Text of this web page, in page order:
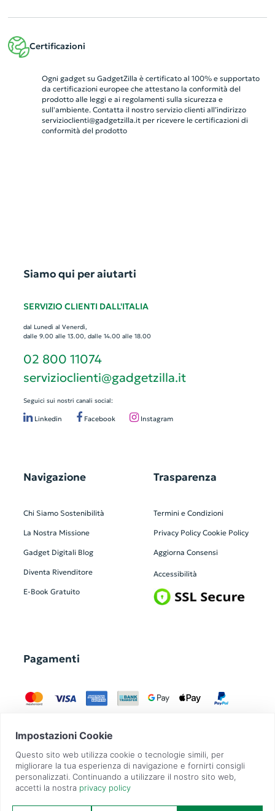
Certificazioni
Ogni gadget su GadgetZilla è certificato al 100% e supportato
da certificazioni europee che attestano la conformità del
prodotto alle leggi e ai regolamenti sulla sicurezza e
sull'ambiente. Contatta il nostro servizio clienti all’indirizzo
servizioclienti@gadgetzilla.itper ricevere le certificazioni di
conformità del prodotto
Siamo qui per aiutarti
SERVIZIO CLIENTI DALL'ITALIA
dal Lunedì al Venerdì,
dalle 9.00 alle 13.00, dalle 14.00 alle 18.00
02 800 11074
servizioclienti@gadgetzilla.it
Seguici sui nostri canali social:
Linkedin Facebook Instagram
Navigazione
Chi Siamo Sostenibilità
La Nostra Missione
Gadget Digitali Blog
Diventa Rivenditore
E-Book Gratuito
Trasparenza
Termini e Condizioni
Privacy Policy Cookie Policy
Aggiorna Consensi
Accessibilità
Pagamenti
GadgetZilla è un Brand di Overbi S.r.l.| realizzato con Contit
| © 2026 Tutti
i diritti riservati | P.IVA: 09351560967